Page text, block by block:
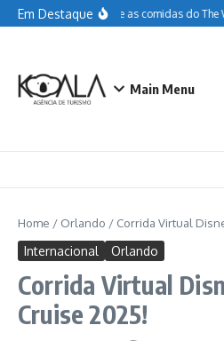
Ir para o conteúdo
Em DestaqueTudo sobre as comidas do The
Main Menu
Home / Orlando / Corrida Virtual
Internacional Orlando
Corrida Virtual
Cruise 2025!